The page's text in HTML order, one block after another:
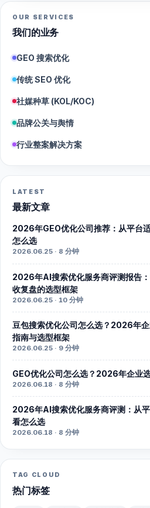
OUR SERVICES
我们的业务
GEO 搜索优化
传统 SEO 优化
社媒种草 (KOL/KOC)
品牌公关与舆情
行业整案解决方案
LATEST
最新文章
2026年GEO优化公司推荐：从平台
怎么选
2026.06.25 · 8 分钟
2026年AI搜索优化服务商评测报告
收复盘的选型框架
2026.06.25 · 10 分钟
豆包搜索优化公司怎么选？2026年
指南与选型框架
2026.06.25 · 9 分钟
GEO优化公司怎么选？2026年企业
2026.06.18 · 8 分钟
2026年AI搜索优化服务商评测：从
看怎么选
2026.06.18 · 8 分钟
TAG CLOUD
热门标签